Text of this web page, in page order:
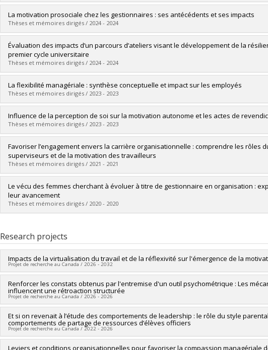
Graduate :Deschênes, Marie-Ève
Cycle : Doctoral
Grade :D. Psy.
Lien vers le document dans Papyrus
La motivation prosociale chez les gestionnaires : ses antécédents et ses impacts
Thèses et mémoires dirigés / 2024 - 2024
Graduate :Cournoyer, Annabelle
Cycle :Doctoral
Grade :Ph. D.
Lien vers le document dans Papyrus
Évaluation des impacts d’un parcours d’ateliers visant le développement de la
premier cycle universitaire
Thèses et mémoires dirigés / 2024 - 2024
Graduate : Joly, Claude
Cycle : Doctoral
Grade :D. Psy.
La flexibilité managériale : synthèse conceptuelle et impact sur les employés
Thèses et mémoires dirigés / 2023 - 2023
Graduate :Benabdallah, Leila
Cycle : Doctoral
Grade :Ph. D.
Influence de la perception de soi sur la motivation autonome et les actes de
Thèses et mémoires dirigés / 2023 - 2023
Graduate :Guertin, Sabrina
Cycle :Doctoral
Grade :D. Psy.
Lien vers le document dans Papyrus
Favoriser l’engagement envers la carrière organisationnelle : comprendre les rôles
superviseurs et de la motivation des travailleurs
Thèses et mémoires dirigés / 2021 - 2021
Graduate : Desmarais, Philippe
Cycle :Doctoral
Grade :D. Psy.
Lien vers le document dans Papyrus
Le vécu des femmes cherchant à évoluer à titre de gestionnaire en organisation :
leur avancement
Thèses et mémoires dirigés / 2020 - 2020
Cycle :Doctoral
Grade :D. Psy.
Lien vers le document dans Papyrus
Research projects
Impacts de la virtualisation du travail et de la réflexivité sur l'émergence de la
Projet de recherche au Canada / 2026 - 2032
Lead researcher : Simon Grenier
Co-researchers :Vincent Rousseau,Pierre-Marc Leblanc
Funding sources:
Renforcer les constats obtenus par l'entremise d'un outil psychométrique : Les
influencent une rétroaction structurée
Projet de recherche au Canada / 2026 - 2026
Lead researcher : Simon Grenier
Funding sources:MITACS Inc.
Grant programs:
Et si on revenait à l’étude des comportements de leadership : le rôle du style
comportements de partage de ressources d’élèves officiers
Projet de recherche au Canada / 2022 - 2026
Lead researcher :Simon Grenier
Leviers et conditions organisationnelles pour favoriser la compassion managériale